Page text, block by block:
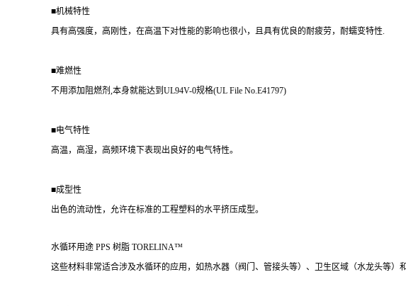
■机械特性
具有高强度，高刚性，在高温下对性能的影响也很小，且具有优良的耐疲劳，耐蠕变特性.
■难燃性
不用添加阻燃剂,本身就能达到UL94V-0规格(UL File No.E41797)
■电气特性
高温，高湿，高频环境下表现出良好的电气特性。
■成型性
出色的流动性，允许在标准的工程塑料的水平挤压成型。
水循环用途 PPS 树脂 TORELINA™
这些材料非常适合涉及水循环的应用，如热水器（阀门、管接头等）、卫生区域（水龙头等